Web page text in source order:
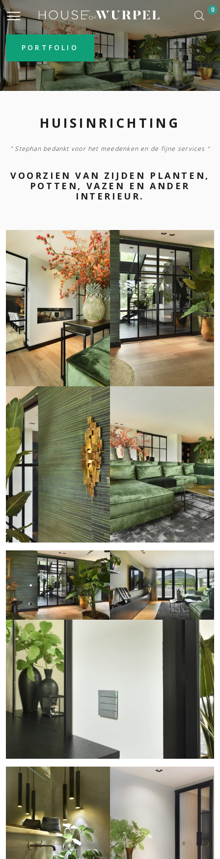
0
PORTFOLIO
HUISINRICHTING
” Stephan bedankt voor het meedenken en de fijne services “
VOORZIEN VAN ZIJDEN PLANTEN,
POTTEN, VAZEN EN ANDER
INTERIEUR.